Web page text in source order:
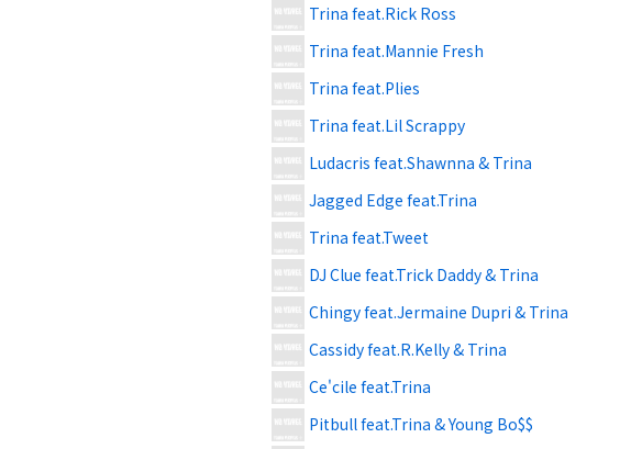
Trina feat.Rick Ross
Trina feat.Mannie Fresh
Trina feat.Plies
Trina feat.Lil Scrappy
Ludacris feat.Shawnna & Trina
Jagged Edge feat.Trina
Trina feat.Tweet
DJ Clue feat.Trick Daddy & Trina
Chingy feat.Jermaine Dupri & Trina
Cassidy feat.R.Kelly & Trina
Ce'cile feat.Trina
Pitbull feat.Trina & Young Bo$$